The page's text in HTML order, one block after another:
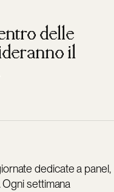
delle
il
dedicate a panel,
settimana